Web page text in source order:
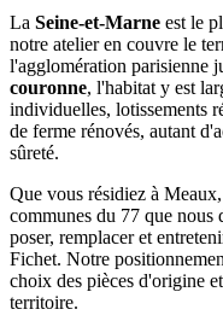
La Seine-et-Marne est le
notre atelier en couvre le
l'agglomération parisienne
couronne, l'habitat y est
individuelles, lotissements
de ferme rénovés, autant
sûreté.
Que vous résidiez à
communes du 77 que nous
poser, remplacer et
Fichet. Notre
choix des pièces d'origine
territoire.